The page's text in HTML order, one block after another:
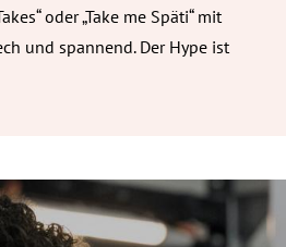
oder „Take me Späti“ mit
und spannend. Der Hype ist